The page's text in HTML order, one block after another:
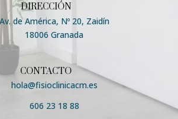
DIRECCIÓN
de América, Nº 20, Zaidín
18006 Granada
CONTACTO
hola@fisioclinicacm.es
606 23 18 88